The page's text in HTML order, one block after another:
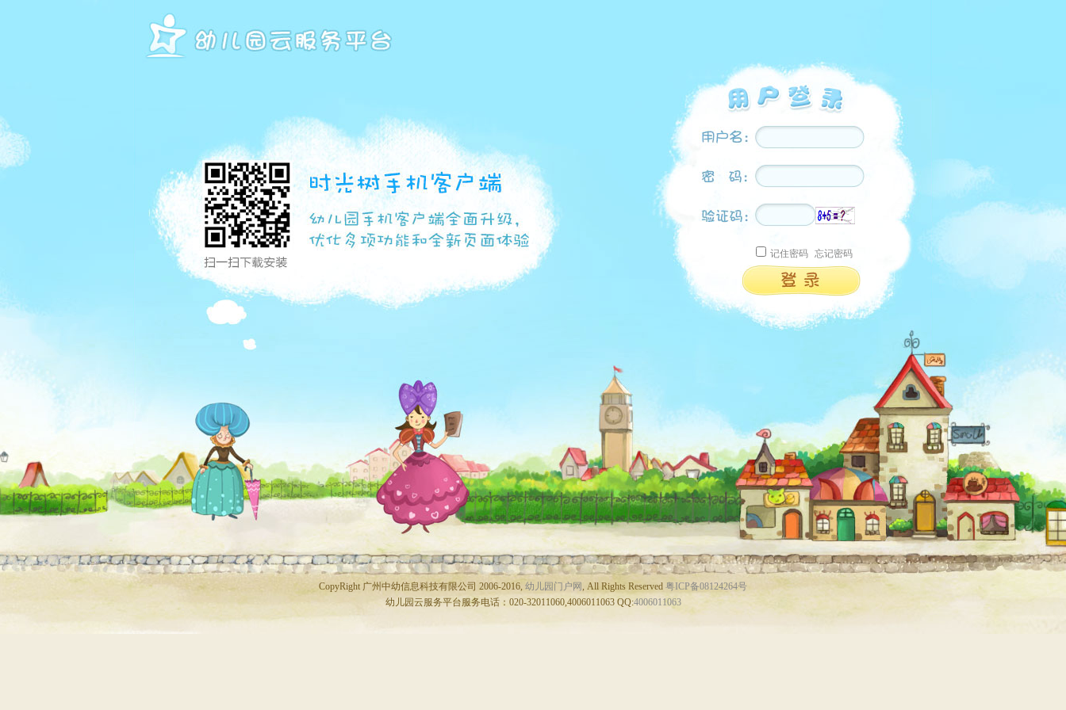
记住密码 忘记密码
CopyRight 广州中幼信息科技有限公司 2006-2016, 幼儿园门户网, All Rights Reserved 粤ICP备08124264号
幼儿园云服务平台服务电话：020-32011060,4006011063 QQ:4006011063